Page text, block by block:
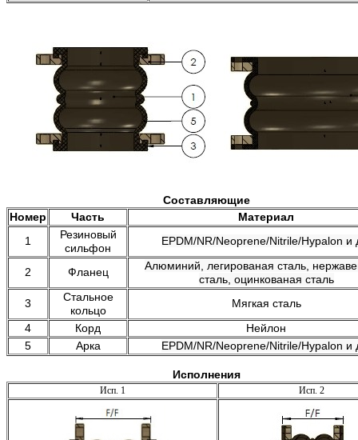
Составляющие
Номер
Часть
Материал
1
Резиновый
сильфон
EPDM/NR/Neoprene/Nitrile/Hypalon и
2 Фланец
Алюминий, легированая сталь,
сталь, оцинкованая сталь
3
Стальное
кольцо
Мягкая сталь
4
Корд
Нейлон
5
Арка EPDM/NR/Neoprene/Nitrile/Hypalon и
Исполнения
Исп. 1 Исп. 2